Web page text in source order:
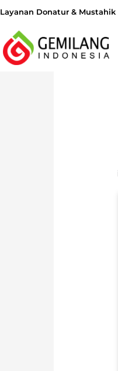
konten
Layanan Donatur & Mustahik